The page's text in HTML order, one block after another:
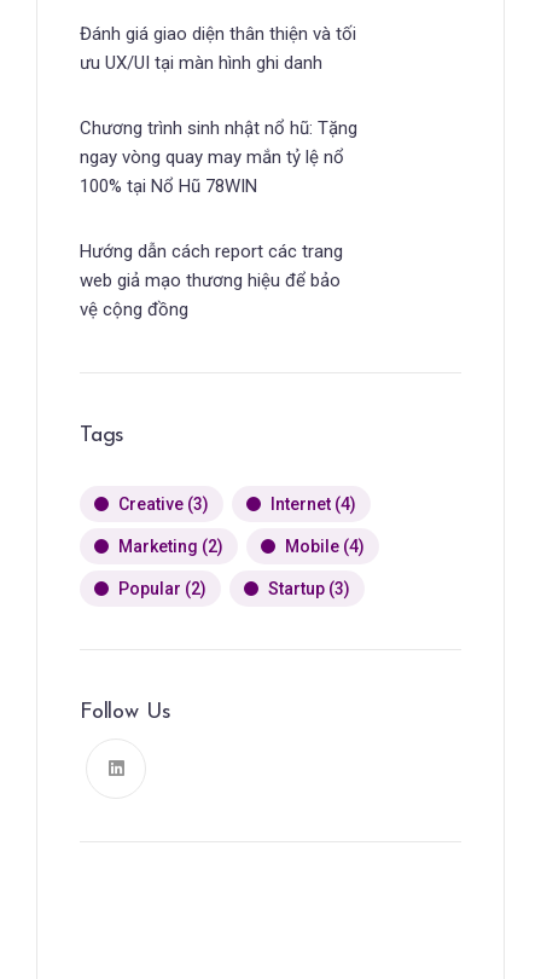
Đánh giá giao diện thân thiện và tối
ưu UX/UI tại màn hình ghi danh
Chương trình sinh nhật nổ hũ: Tặng
ngay vòng quay may mắn tỷ lệ nổ
100% tại Nổ Hũ 78WIN
Hướng dẫn cách report các trang
web giả mạo thương hiệu để bảo
vệ cộng đồng
Tags
Creative (3) Internet (4)
Marketing (2) Mobile (4)
Popular (2) Startup (3)
Follow Us